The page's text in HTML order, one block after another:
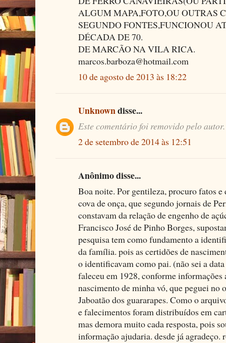
ALGUM MAPA,FOTO,OU OUTRAS
SEGUNDO FONTES,FUNCIONOU
DÉCADA DE 70.
DE MARCÃO NA VILA RICA.
marcos.barboza@hotmail.com
10 de agosto de 2013 às 18:22
Unknowndisse...
Este comentário foi removido pelo autor.
2 de setembro de 2014 às 12:51
Anônimo disse...
Boa noite. Por gentileza, procuro fatos e
cova de onça, que segundo jornais de
constavam da relação de engenho de
Francisco José de Pinho Borges,
pesquisa tem como fundamento a
da família. pois as certidões de
o identificavam como pai. (não sei a
faleceu em 1928, conforme informações
nascimento de minha vó, que peguei
Jaboatão dos guararapes. Como o
e falecimentos foram distribuídos em
mas demora muito cada resposta, pois
informação ajudaria. desde já